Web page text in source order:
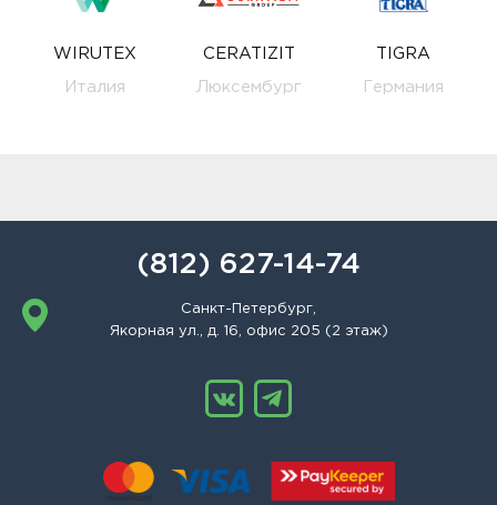
WIRUTEX
Италия
CERATIZIT
Люксембург
TIGRA
Германия
(812) 627-14-74
Санкт-Петербург,
Якорная ул., д. 16, офис 205 (2 этаж)